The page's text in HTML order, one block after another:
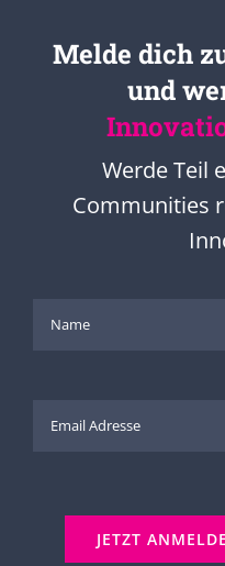
Melde dich
und
Werde Teil
Communities